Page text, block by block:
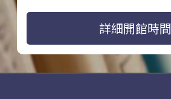
詳細開館時間